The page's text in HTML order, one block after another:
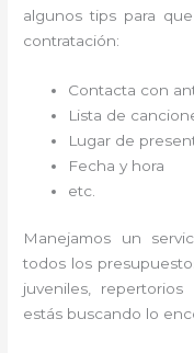
algunos tips para
contratación:
Contacta con
Lista de
Lugar de
Fecha y hora
etc.
Manejamos un
todos los
juveniles,
estás buscando lo